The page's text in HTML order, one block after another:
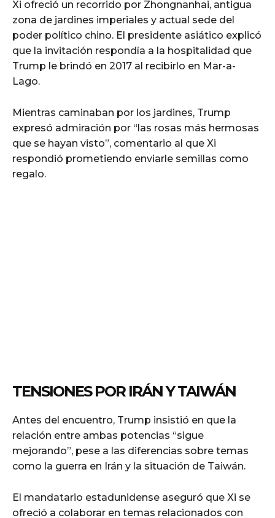
Xi ofreció un recorrido por Zhongnanhai, antigua
zona de jardines imperiales y actual sede del
poder político chino. El presidente asiático explicó
que la invitación respondía a la hospitalidad que
Trump le brindó en 2017 al recibirlo en Mar-a-
Lago.
Mientras caminaban por los jardines, Trump
expresó admiración por “las rosas más hermosas
que se hayan visto”, comentario al que Xi
respondió prometiendo enviarle semillas como
regalo.
TENSIONES POR IRÁN Y TAIWÁN
Antes del encuentro, Trump insistió en que la
relación entre ambas potencias “sigue
mejorando”, pese a las diferencias sobre temas
como la guerra en Irán y la situación de Taiwán.
El mandatario estadunidense aseguró que Xi se
ofreció a colaborar en temas relacionados con